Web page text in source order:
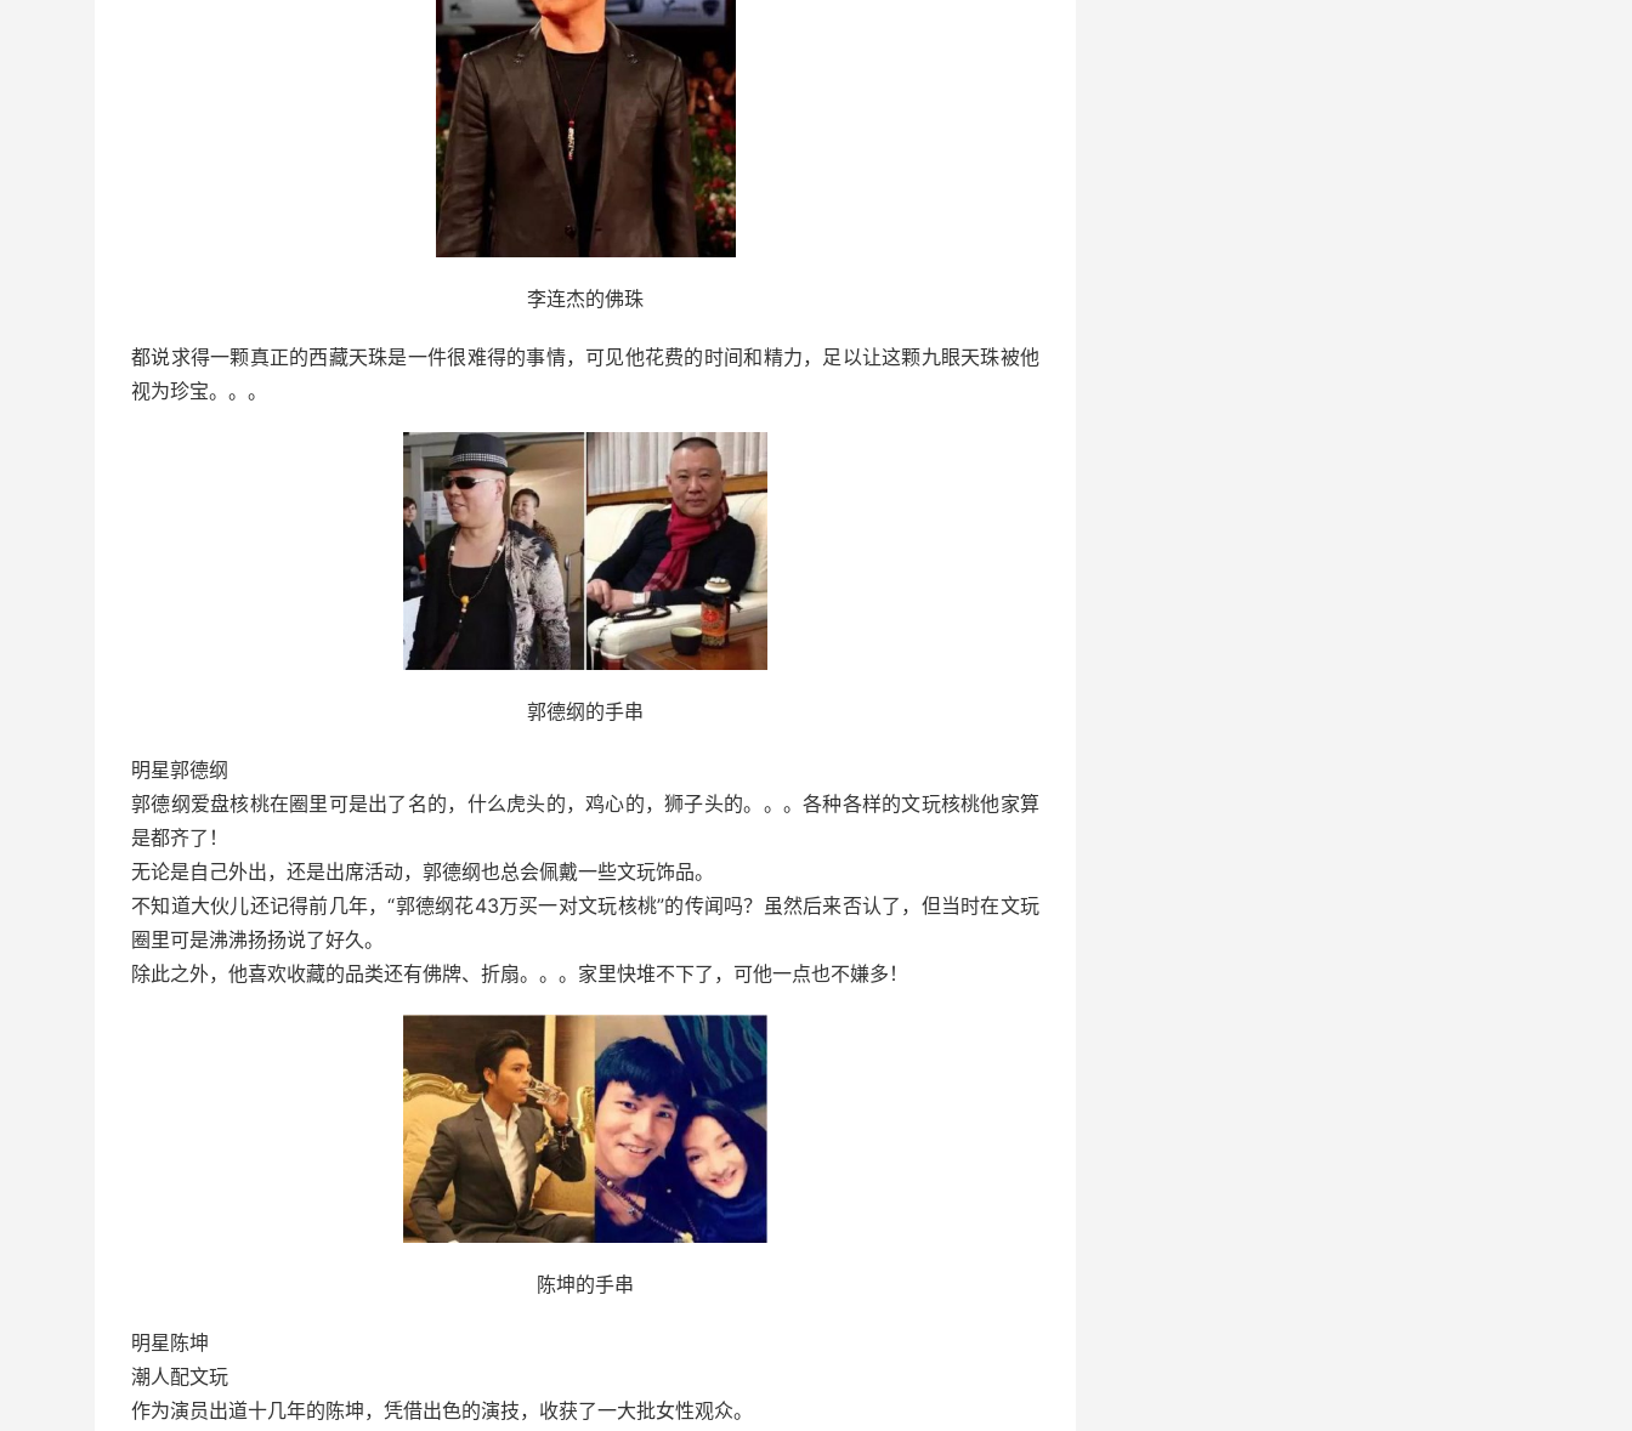
李连杰的佛珠
都说求得一颗真正的西藏天珠是一件很难得的事情，可见他花费的时间和精力，足以让这颗九眼天珠被他
视为珍宝。。。
郭德纲的手串
明星郭德纲
郭德纲爱盘核桃在圈里可是出了名的，什么虎头的，鸡心的，狮子头的。。。各种各样的文玩核桃他家算
是都齐了！
无论是自己外出，还是出席活动，郭德纲也总会佩戴一些文玩饰品。
不知道大伙儿还记得前几年，“郭德纲花43万买一对文玩核桃”的传闻吗？虽然后来否认了，但当时在文玩
圈里可是沸沸扬扬说了好久。
除此之外，他喜欢收藏的品类还有佛牌、折扇。。。家里快堆不下了，可他一点也不嫌多！
陈坤的手串
明星陈坤
潮人配文玩
作为演员出道十几年的陈坤，凭借出色的演技，收获了一大批女性观众。